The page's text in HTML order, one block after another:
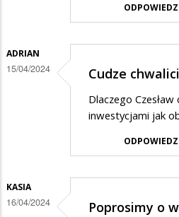
ODPOWIEDZ
ADRIAN
15/04/2024 Cudze
Dlaczego
inwestycjami jak
ODPOWIEDZ
KASIA
16/04/2024
Poprosimy o